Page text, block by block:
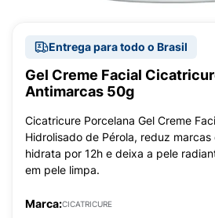
Entrega para todo o Brasil
Gel Creme Facial
Antimarcas 50g
Cicatricure Porcelana Gel Creme
Hidrolisado de Pérola, reduz marcas
hidrata por 12h e deixa a pele
em pele limpa.
Marca:CICATRICURE